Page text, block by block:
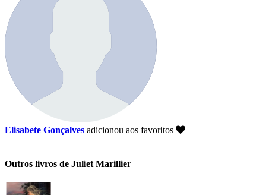
Elisabete Gonçalves adicionou aos favoritos
Outros livros de Juliet Marillier